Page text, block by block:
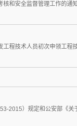
和安全监督管理工作的
程技术人员初次申领工
2015）规定和公安部《